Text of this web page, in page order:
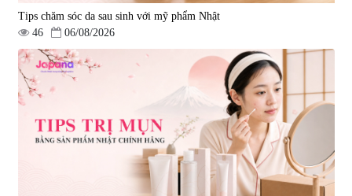
Tips chăm sóc da sau sinh với mỹ phẩm Nhật
46
06/08/2026